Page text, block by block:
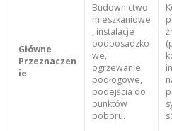
Główne
Przeznaczen
ie
Budownictwo
mieszkaniowe
, instalacje
podposadzko
we,
ogrzewanie
podłogowe,
podejścia do
punktów
poboru.